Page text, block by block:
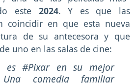
este 2024. Y es que las
coincidir en que esta nueva
de su antecesora y que
uno en las salas de cine:
es #Pixar en su mejor
Una comedia familiar